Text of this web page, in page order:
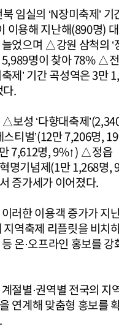
임실의 ‘N장미축제’ 기
이용해 지난해(890명)
었으며 △강원 삼척의 ‘
명이 찾아 78% △
제’ 기간 곡성역은 3만
.
보성 ‘다향대축제
스티벌’(12만 7,206명,
7,612명, 9%↑) △정읍
명기념제(1만 1,268명,
증가세가 이어졌다.
러한 이용객 증가가 지
지역축제 리플릿을 비치
온·오프라인 홍보를
절별·권역별 전국의 지
연계해 맞춤형 홍보를